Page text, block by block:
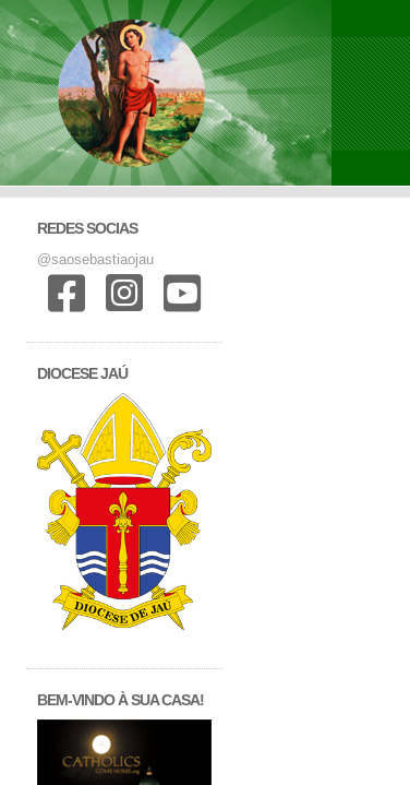
REDES SOCIAS
@saosebastiaojau
DIOCESE JAÚ
BEM-VINDO À SUA CASA!